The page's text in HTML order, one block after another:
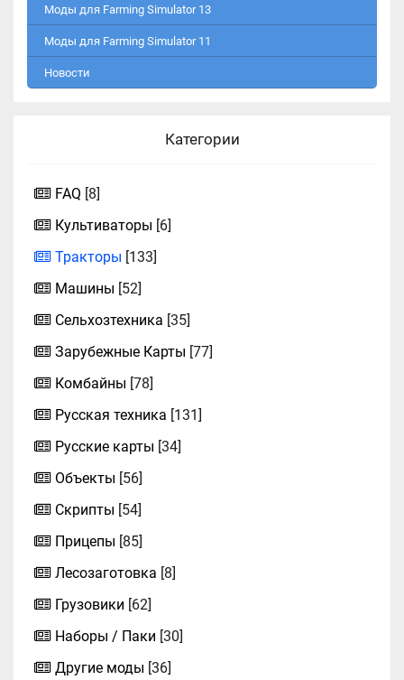
Моды для Farming Simulator 13
Моды для Farming Simulator 11
Новости
Категории
FAQ [8]
Культиваторы [6]
Тракторы [133]
Машины [52]
Сельхозтехника [35]
Зарубежные Карты [77]
Комбайны [78]
Русская техника [131]
Русские карты [34]
Объекты [56]
Скрипты [54]
Прицепы [85]
Лесозаготовка [8]
Грузовики [62]
Наборы / Паки [30]
Другие моды [36]